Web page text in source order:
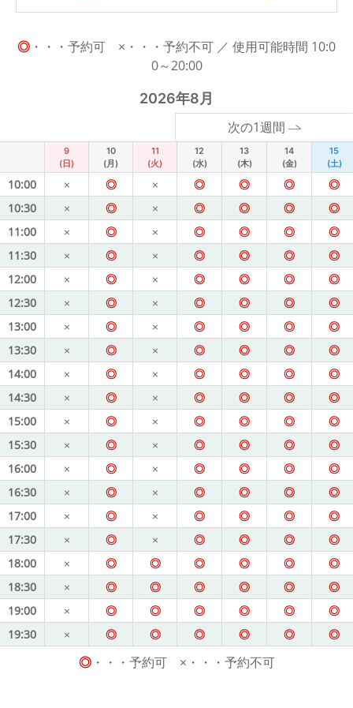
◎ ・・・予約可 ×・・・予約不可 ／ 使用可能時間 10:0
0～20:00
2026年8月
次の1週間
9
(日)
10
(月)
11
(火)
12
(水)
13
(木)
14
(金)
15
(土)
10:00 × ◎ × ◎ ◎ ◎
◎
10:30
× ◎ × ◎ ◎ ◎
◎
11:00
× ◎ × ◎ ◎ ◎
◎
11:30
× ◎ × ◎ ◎ ◎
◎
12:00
× ◎ × ◎ ◎ ◎
◎
12:30
× ◎ × ◎ ◎ ◎
◎
13:00
× ◎ × ◎ ◎ ◎
◎
13:30
× ◎ × ◎ ◎ ◎
◎
14:00
× ◎ × ◎ ◎ ◎
◎
14:30
× ◎ × ◎ ◎ ◎
◎
15:00
× ◎ × ◎ ◎ ◎
◎
15:30
× ◎ × ◎ ◎ ◎
◎
16:00
× ◎ × ◎ ◎ ◎
◎
16:30
× ◎ × ◎ ◎ ◎
◎
17:00
× ◎ × ◎ ◎ ◎
◎
17:30
× ◎ × ◎ ◎ ◎
◎
18:00
× ◎ ◎ ◎ ◎ ◎
◎
18:30
× ◎ ◎ ◎ ◎ ◎
◎
19:00
× ◎ ◎ ◎ ◎ ◎
◎
19:30
× ◎ ◎ ◎ ◎ ◎ ◎
◎・・・予約可 ×・・・予約不可